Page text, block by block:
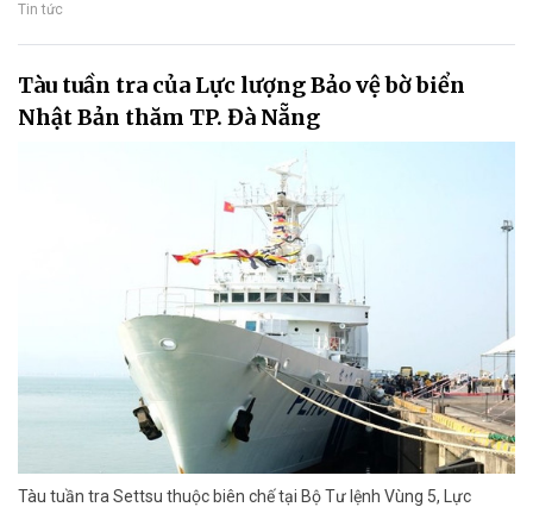
Tin tức
Tàu tuần tra của Lực lượng Bảo vệ bờ biển
Nhật Bản thăm TP. Đà Nẵng
Tàu tuần tra Settsu thuộc biên chế tại Bộ Tư lệnh Vùng 5, Lực